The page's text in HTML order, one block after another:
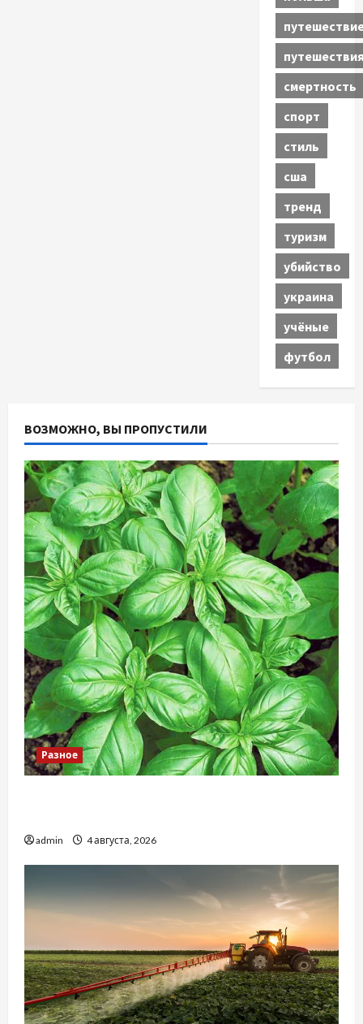
смертность
спорт
стиль
сша
тренд
туризм
убийство
украина
учёные
футбол
ВОЗМОЖНО, ВЫ ПРОПУСТИЛИ
Разное
admin 4 августа, 2026